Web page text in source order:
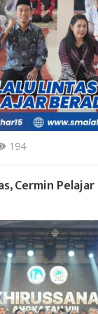
194
Cermin Pelajar